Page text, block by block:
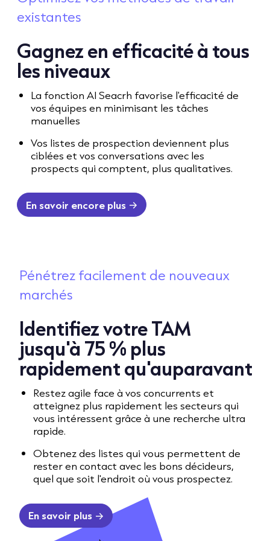
existantes
Gagnez en efficacité à tous
les niveaux
La fonction AI Seacrh favorise l'efficacité de
vos équipes en minimisant les tâches
manuelles
Vos listes de prospection deviennent plus
ciblées et vos conversations avec les
prospects qui comptent, plus qualitatives.
En savoir encore plus
Pénétrez facilement de nouveaux
marchés
Identifiez votre TAM
jusqu'à 75 % plus
rapidement qu'auparavant
Restez agile face à vos concurrents et
atteignez plus rapidement les secteurs qui
vous intéressent grâce à une recherche ultra
rapide.
Obtenez des listes qui vous permettent de
rester en contact avec les bons décideurs,
quel que soit l'endroit où vous prospectez.
En savoir plus